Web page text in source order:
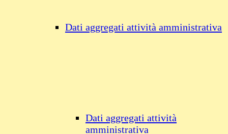
Dati aggregati attività amministrativa
Dati aggregati attività
amministrativa